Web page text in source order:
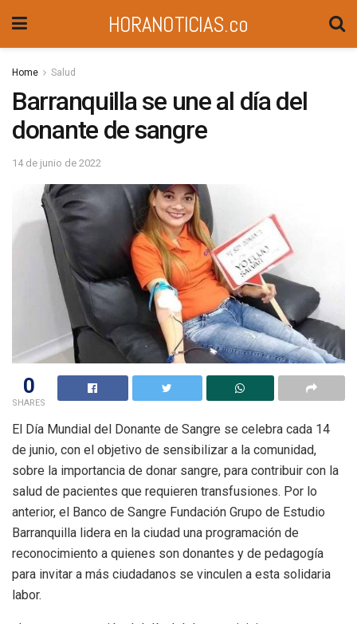
HORANOTICIAS.co
Home Salud
Barranquilla se une al día del
donante de sangre
14 de junio de 2022
0
SHARES
El Día Mundial del Donante de Sangre se celebra cada 14
de junio, con el objetivo de sensibilizar a la comunidad,
sobre la importancia de donar sangre, para contribuir con la
salud de pacientes que requieren transfusiones. Por lo
anterior, el Banco de Sangre Fundación Grupo de Estudio
Barranquilla lidera en la ciudad una programación de
reconocimiento a quienes son donantes y de pedagogía
para invitar a más ciudadanos se vinculen a esta solidaria
labor.